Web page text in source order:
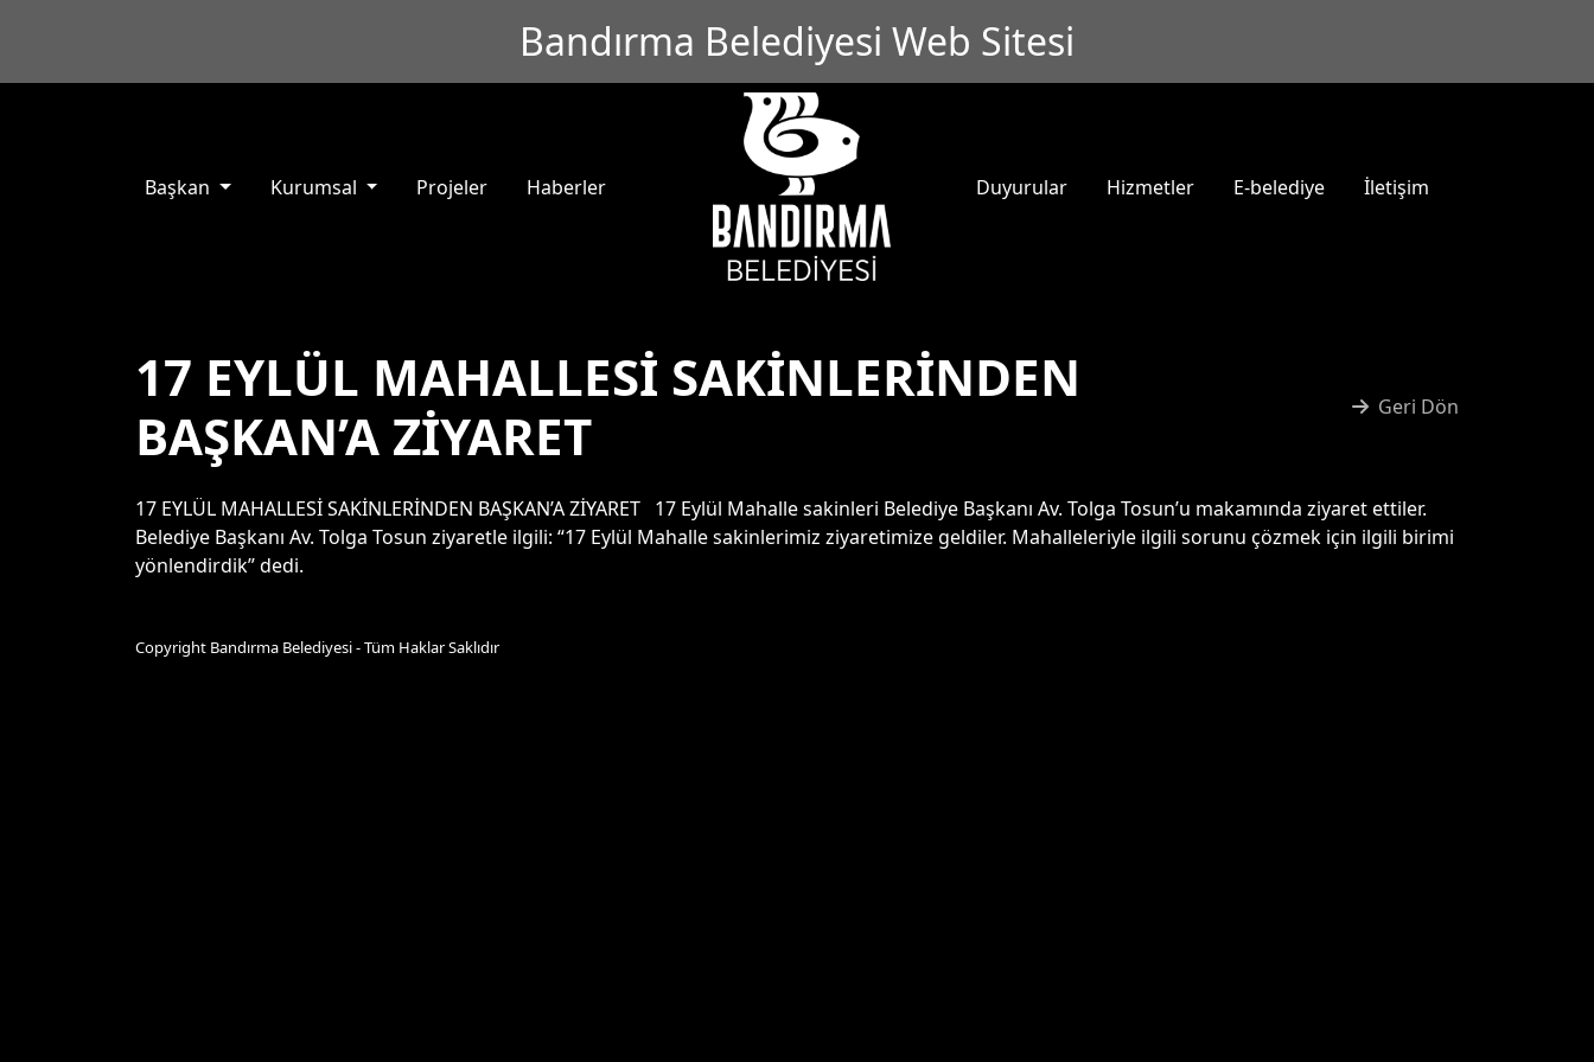
Bandırma Belediyesi Web Sitesi
Başkan Kurumsal Projeler Haberler Duyurular Hizmetler E-belediye İletişim
17 EYLÜL MAHALLESİ SAKİNLERİNDEN
BAŞKAN’A ZİYARET
Geri Dön
17 EYLÜL MAHALLESİ SAKİNLERİNDEN BAŞKAN’A ZİYARET 17 Eylül Mahalle sakinleri Belediye Başkanı Av. Tolga Tosun’u makamında ziyaret ettiler.
Belediye Başkanı Av. Tolga Tosun ziyaretle ilgili: “17 Eylül Mahalle sakinlerimiz ziyaretimize geldiler. Mahalleleriyle ilgili sorunu çözmek için ilgili birimi
yönlendirdik” dedi.
Copyright Bandırma Belediyesi - Tüm Haklar Saklıdır